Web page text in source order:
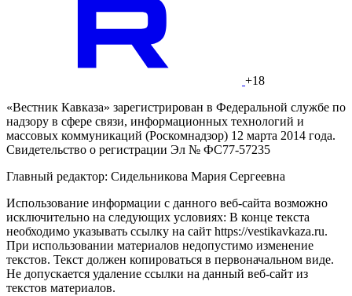
+18
«Вестник Кавказа» зарегистрирован в Федеральной службе по
надзору в сфере связи, информационных технологий и
массовых коммуникаций (Роскомнадзор) 12 марта 2014 года.
Свидетельство о регистрации Эл № ФС77-57235
Главный редактор: Сидельникова Мария Сергеевна
Использование информации с данного веб-сайта возможно
исключительно на следующих условиях: В конце текста
необходимо указывать ссылку на сайт https://vestikavkaza.ru.
При использовании материалов недопустимо изменение
текстов. Текст должен копироваться в первоначальном виде.
Не допускается удаление ссылки на данный веб-сайт из
текстов материалов.